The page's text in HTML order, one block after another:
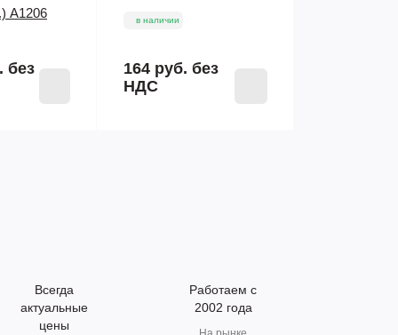
A1206
без
в наличии
164 руб. без
НДС
Всегда
актуальные
цены
Работаем с
2002 года